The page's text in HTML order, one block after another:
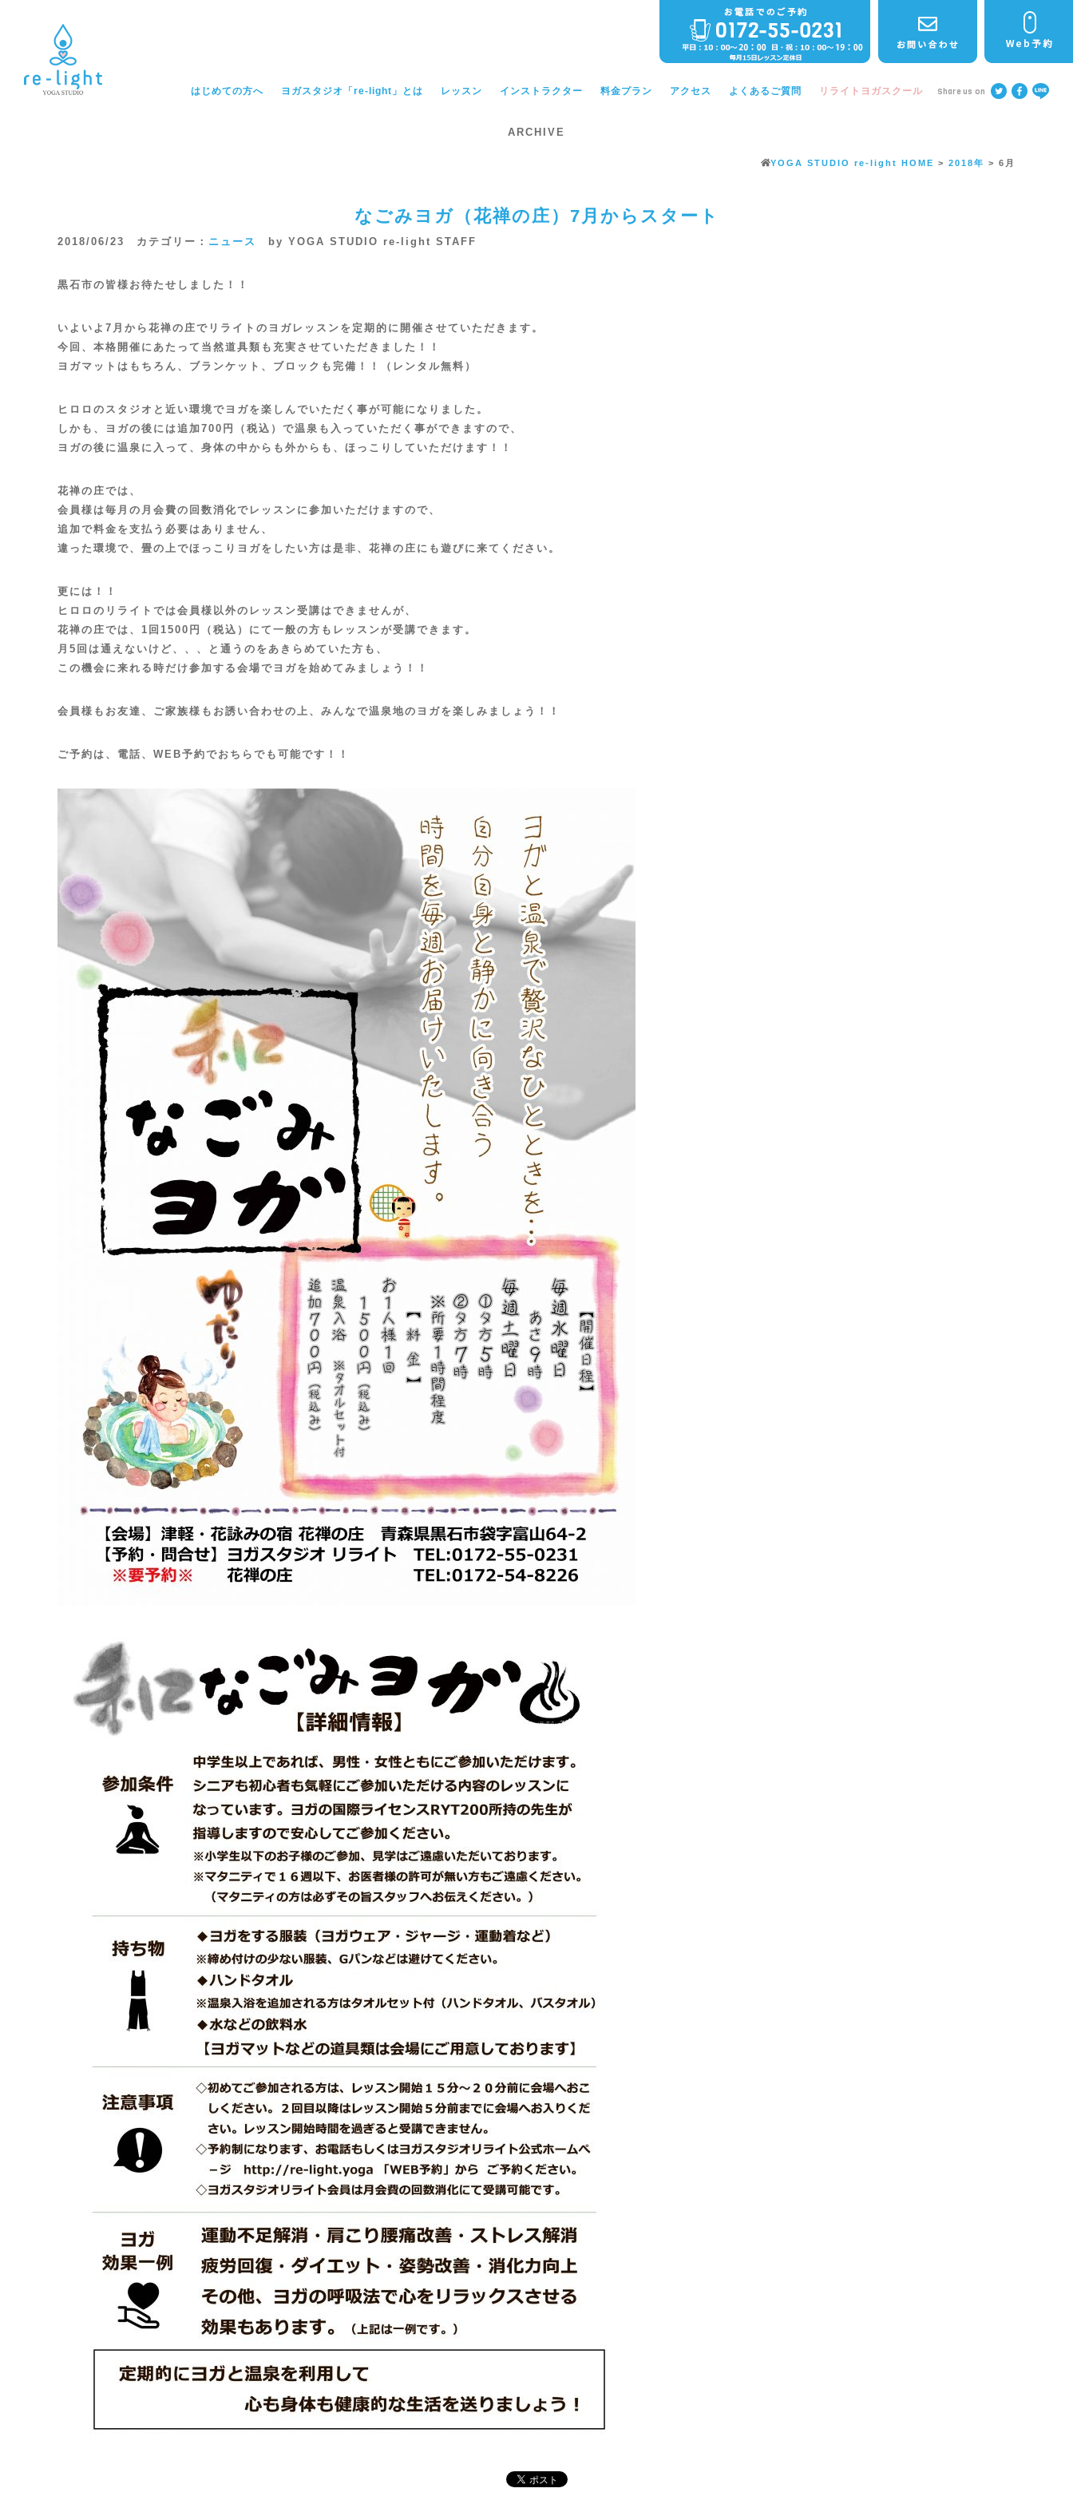
はじめての方へ ヨガスタジオ「re-light」とは レッスン インストラクター 料金プラン アクセス よくあるご質問 リライトヨガスクール Share us on
ARCHIVE
YOGA STUDIO re-light HOME > 2018年 > 6月
なごみヨガ（花禅の庄）7月からスタート
2018/06/23 カテゴリー： ニュース by YOGA STUDIO re-light STAFF
黒石市の皆様お待たせしました！！
いよいよ7月から花禅の庄でリライトのヨガレッスンを定期的に開催させていただきます。
今回、本格開催にあたって当然道具類も充実させていただきました！！
ヨガマットはもちろん、ブランケット、ブロックも完備！！（レンタル無料）
ヒロロのスタジオと近い環境でヨガを楽しんでいただく事が可能になりました。
しかも、ヨガの後には追加700円（税込）で温泉も入っていただく事ができますので、
ヨガの後に温泉に入って、身体の中からも外からも、ほっこりしていただけます！！
花禅の庄では、
会員様は毎月の月会費の回数消化でレッスンに参加いただけますので、
追加で料金を支払う必要はありません、
違った環境で、畳の上でほっこりヨガをしたい方は是非、花禅の庄にも遊びに来てください。
更には！！
ヒロロのリライトでは会員様以外のレッスン受講はできませんが、
花禅の庄では、1回1500円（税込）にて一般の方もレッスンが受講できます。
月5回は通えないけど、、、と通うのをあきらめていた方も、
この機会に来れる時だけ参加する会場でヨガを始めてみましょう！！
会員様もお友達、ご家族様もお誘い合わせの上、みんなで温泉地のヨガを楽しみましょう！！
ご予約は、電話、WEB予約でおちらでも可能です！！